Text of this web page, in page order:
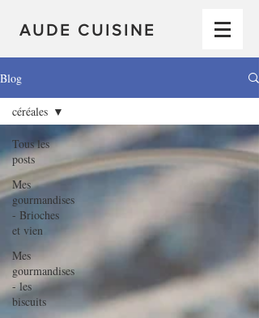
AUDE CUISINE
Blog
Tous les
posts
Mes
gourmandises
- Brioches
et vien
Mes
gourmandises
- les
biscuits
céréales